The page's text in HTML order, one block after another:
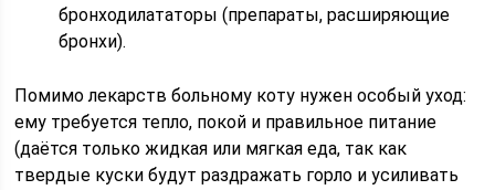
бронходилататоры (препараты, расширяющие
бронхи).
Помимо лекарств больному коту нужен особый уход:
ему требуется тепло, покой и правильное питание
(даётся только жидкая или мягкая еда, так как
твердые куски будут раздражать горло и усиливать